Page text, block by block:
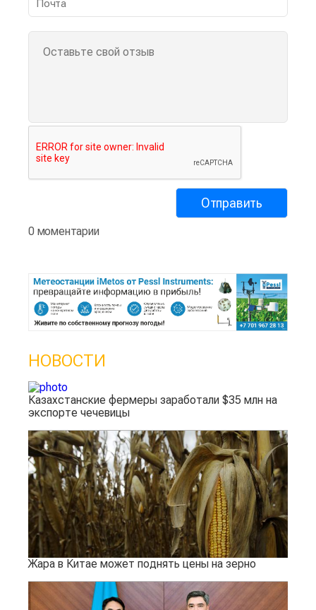
0 моментарии
НОВОСТИ
Казахстанские фермеры заработали $35 млн на
экспорте чечевицы
Жара в Китае может поднять цены на зерно